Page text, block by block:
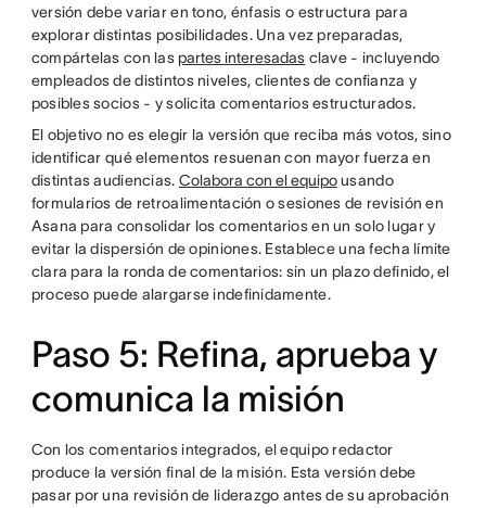
versión debe variar en tono, énfasis o estructura para
explorar distintas posibilidades. Una vez preparadas,
compártelas con las partes interesadas clave - incluyendo
empleados de distintos niveles, clientes de confianza y
posibles socios - y solicita comentarios estructurados.
El objetivo no es elegir la versión que reciba más votos, sino
identificar qué elementos resuenan con mayor fuerza en
distintas audiencias. Colabora con el equipousando
formularios de retroalimentación o sesiones de revisión en
Asana para consolidar los comentarios en un solo lugar y
evitar la dispersión de opiniones. Establece una fecha límite
clara para la ronda de comentarios: sin un plazo definido, el
proceso puede alargarse indefinidamente.
Paso 5: Refina, aprueba y
comunica la misión
Con los comentarios integrados, el equipo redactor
produce la versión final de la misión. Esta versión debe
pasar por una revisión de liderazgo antes de su aprobación